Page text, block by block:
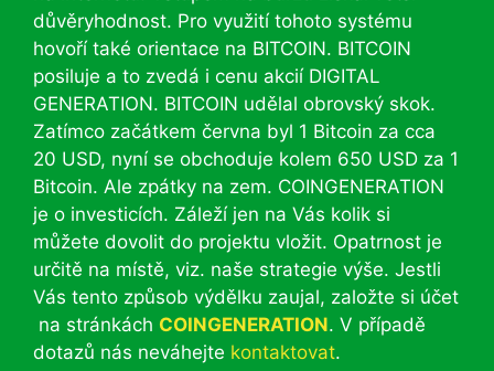
důvěryhodnost. Pro využití tohoto systému
hovoří také orientace na BITCOIN. BITCOIN
posiluje a to zvedá i cenu akcií DIGITAL
GENERATION. BITCOIN udělal obrovský skok.
Zatímco začátkem června byl 1 Bitcoin za cca
20 USD, nyní se obchoduje kolem 650 USD za 1
Bitcoin. Ale zpátky na zem. COINGENERATION
je o investicích. Záleží jen na Vás kolik si
můžete dovolit do projektu vložit. Opatrnost je
určitě na místě, viz. naše strategie výše. Jestli
Vás tento způsob výdělku zaujal, založte si účet
na stránkách COINGENERATION. V případě
dotazů nás neváhejte kontaktovat.